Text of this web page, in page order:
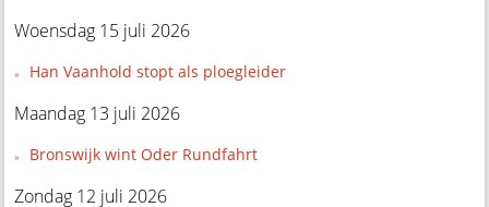
Woensdag 15 juli 2026
Han Vaanhold stopt als ploegleider
Maandag 13 juli 2026
Bronswijk wint Oder Rundfahrt
Zondag 12 juli 2026